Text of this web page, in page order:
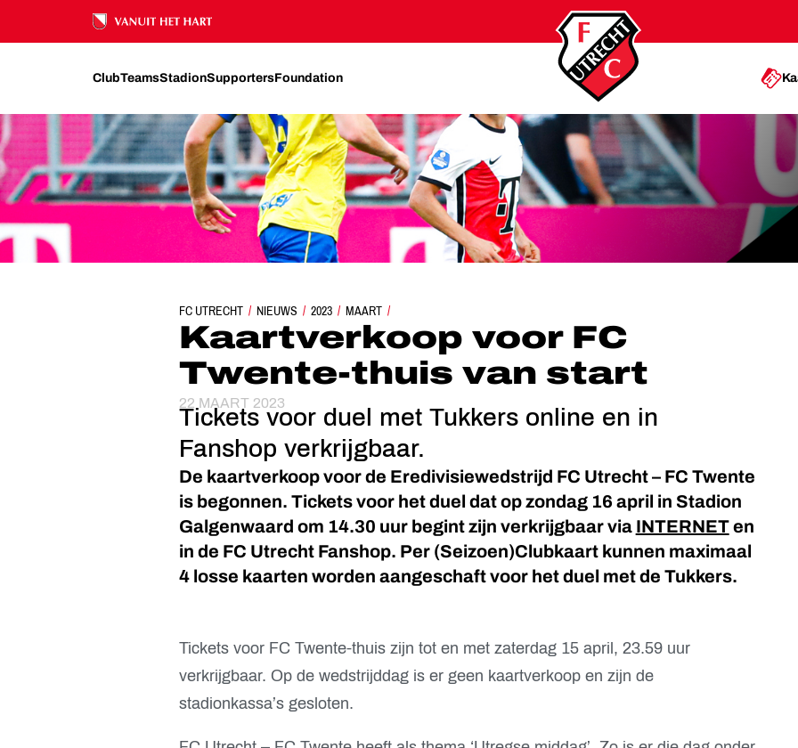
Ons nalatenschap
ClubTeamsStadionSupportersFoundation
FC UTRECHT NIEUWS 2023 MAART
KAARTVERKOOP VOOR FC TWENTE-THUIS VAN START
Kaartverkoop voor FC
Twente-thuis van start
22 MAART 2023
Tickets voor duel met Tukkers online en in
Fanshop verkrijgbaar.
De kaartverkoop voor de Eredivisiewedstrijd FC Utrecht – FC Twente
is begonnen. Tickets voor het duel dat op zondag 16 april in Stadion
Galgenwaard om 14.30 uur begint zijn verkrijgbaar via INTERNETen
in de FC Utrecht Fanshop. Per (Seizoen)Clubkaart kunnen maximaal
4 losse kaarten worden aangeschaft voor het duel met de Tukkers.
Tickets voor FC Twente-thuis zijn tot en met zaterdag 15 april, 23.59 uur
verkrijgbaar. Op de wedstrijddag is er geen kaartverkoop en zijn de
stadionkassa’s gesloten.